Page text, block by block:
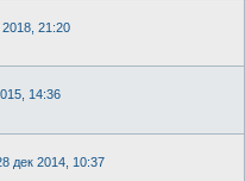
21:20
14:36
дек 2014, 10:37